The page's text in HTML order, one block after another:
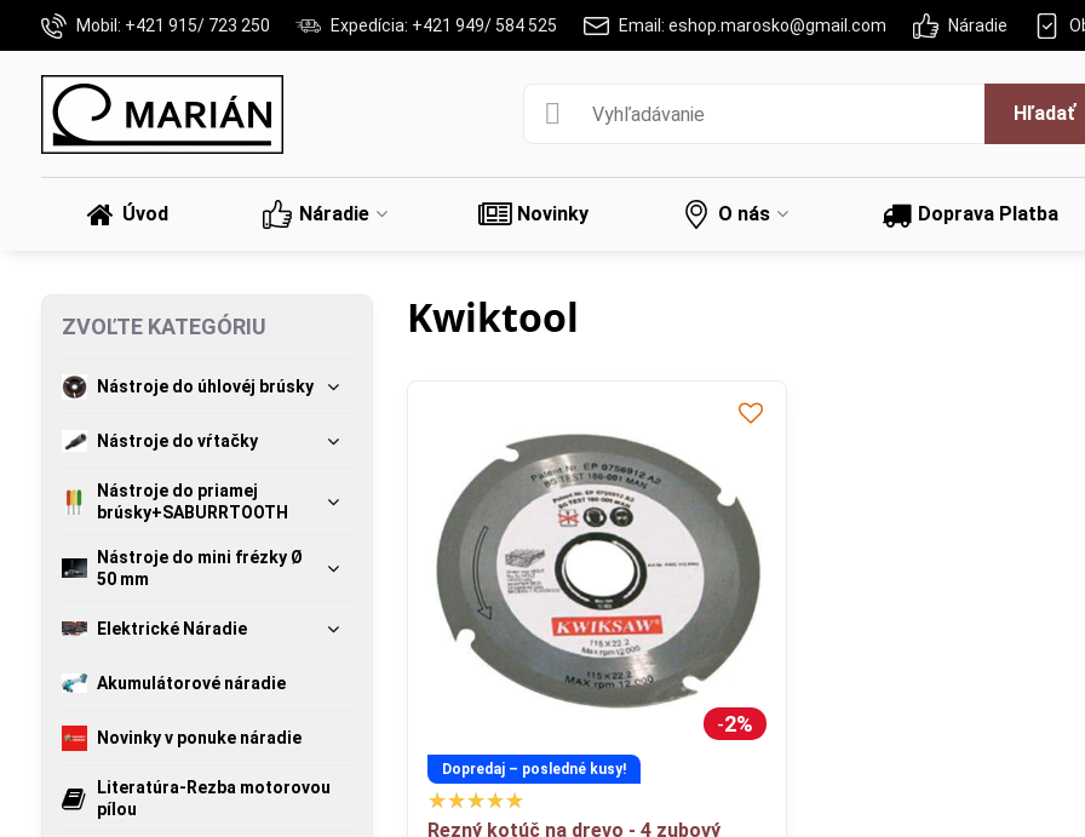
Mobil: +421 915/ 723 250 Expedícia: +421 949/ 584 525 Email: eshop.marosko@gmail.com Náradie
Hľadať
Úvod Náradie Novinky O nás Doprava Platba
Kwiktool
2%
Dopredaj – posledné kusy!
Rezný kotúč na drevo - 4 zubový
ZVOĽTE KATEGÓRIU
Nástroje do úhlovéj brúsky
Nástroje do vŕtačky
Nástroje do priamej
brúsky+SABURRTOOTH
Nástroje do mini frézky Ø
50 mm
Elektrické Náradie
Akumulátorové náradie
Novinky v ponuke náradie
Literatúra-Rezba motorovou
pílou